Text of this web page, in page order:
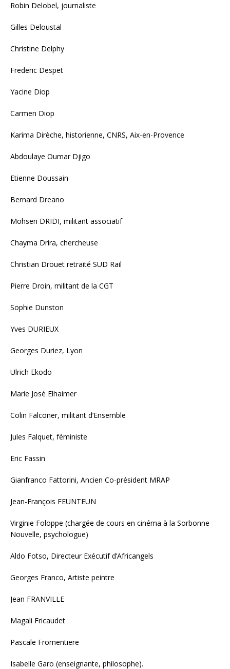
Robin Delobel, journaliste
Gilles Deloustal
Christine Delphy
Frederic Despet
Yacine Diop
Carmen Diop
Karima Dirèche, historienne, CNRS, Aix-en-Provence
Abdoulaye Oumar Djigo
Etienne Doussain
Bernard Dreano
Mohsen DRIDI, militant associatif
Chayma Drira, chercheuse
Christian Drouet retraité SUD Rail
Pierre Droin, militant de la CGT
Sophie Dunston
Yves DURIEUX
Georges Duriez, Lyon
Ulrich Ekodo
Marie José Elhaimer
Colin Falconer, militant d’Ensemble
Jules Falquet, féministe
Eric Fassin
Gianfranco Fattorini, Ancien Co-président MRAP
Jean-François FEUNTEUN
Virginie Foloppe (chargée de cours en cinéma à la Sorbonne
Nouvelle, psychologue)
Aldo Fotso, Directeur Exécutif d’Africangels
Georges Franco, Artiste peintre
Jean FRANVILLE
Magali Fricaudet
Pascale Fromentiere
Isabelle Garo (enseignante, philosophe).